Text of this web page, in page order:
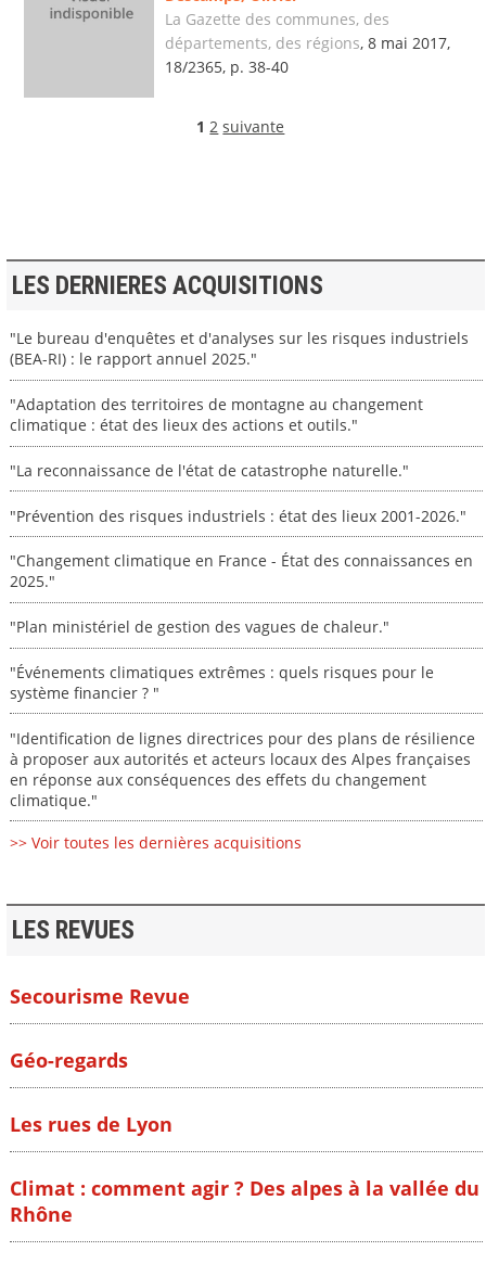
La Gazette des communes, des
départements, des régions, 8 mai 2017,
18/2365, p. 38-40
1 2 suivante
LES DERNIERES ACQUISITIONS
"Le bureau d'enquêtes et d'analyses sur les risques industriels
(BEA-RI) : le rapport annuel 2025."
"Adaptation des territoires de montagne au changement
climatique : état des lieux des actions et outils."
"La reconnaissance de l'état de catastrophe naturelle."
"Prévention des risques industriels : état des lieux 2001-2026."
"Changement climatique en France - État des connaissances en
2025."
"Plan ministériel de gestion des vagues de chaleur."
"Événements climatiques extrêmes : quels risques pour le
système financier ? "
"Identification de lignes directrices pour des plans de résilience
à proposer aux autorités et acteurs locaux des Alpes françaises
en réponse aux conséquences des effets du changement
climatique."
>> Voir toutes les dernières acquisitions
LES REVUES
Secourisme Revue
Géo-regards
Les rues de Lyon
Climat : comment agir ? Des alpes à la vallée du
Rhône